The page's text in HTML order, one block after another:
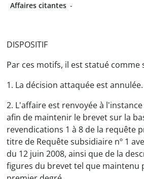
Affaires citantes -
DISPOSITIF
Par ces motifs, il est statué comme
1. La décision attaquée est annulée.
2. L'affaire est renvoyée à
afin de maintenir le brevet sur la
revendications 1 à 8 de la requête
titre de Requête subsidiaire nº 1
du 12 juin 2008, ainsi que de la
figures du brevet tel que maintenu